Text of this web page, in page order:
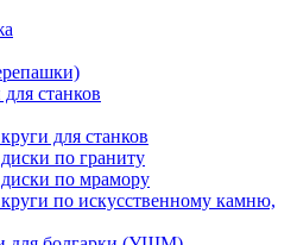
станков
для станков
по граниту
по мрамору
по искусственному камню,